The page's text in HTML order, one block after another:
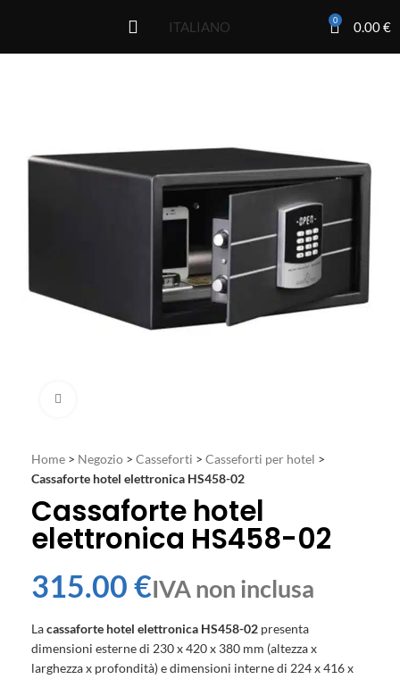
ITALIANO 0 0.00€
Home > Negozio > Casseforti > Casseforti per hotel >
Cassaforte hotel elettronica HS458-02
Cassaforte hotel
elettronica HS458-02
€
Lacassaforte hotel elettronica HS458-02 presenta
dimensioni esterne di 230 x 420 x 380 mm (altezza x
larghezza x profondità) e dimensioni interne di 224 x 416 x